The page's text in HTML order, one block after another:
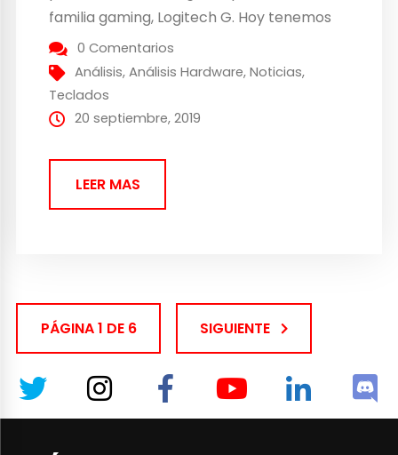
familia gaming, Logitech G. Hoy tenemos
bajo la lupa de nuestros análisis de
hardware el nuevo Logitech G513 Carbon,
un nuevo teclado de la compañía,
dispuesto a romper algunos esquemas
0 Comentarios
Análisis,Análisis Hardware,Noticias,
Teclados
20 septiembre, 2019
LEER MAS
PÁGINA 1 DE 6 SIGUIENTE